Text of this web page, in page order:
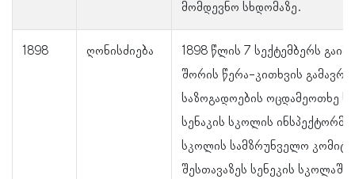
მომდევნო სხდომაზე.
1898 ღონისძიება
1898 წლის 7 სექტემბერს
შორის წერა-კითხვის
საზოგადოების ოცდამეოთხე
სენაკის სკოლის ინსპექტორმა
სკოლის სამზრუნველო
შესთავაზეს სენეკის